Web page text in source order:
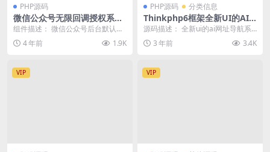
PHP源码
微信公众号无限回调授权系统
源码
组件描述： 微信公众号后台默认只
能授权两个网页域名，用此源码可
以突破这个限制，对...
4 年前 1.9K
PHP源码 分类信息
Thinkphp6框架全新UI的AI
网址导航系统源码
源码描述： 全新ui的ai网址导航系
统源码，基于thinkphp6框架开发的
A...3 年前 3.4K
VIP VIP